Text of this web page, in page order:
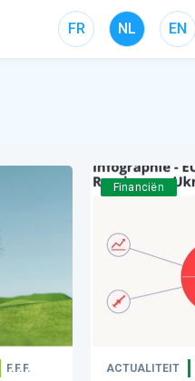
FR NL EN
F.F.F.
Financiën
ACTUALITEIT